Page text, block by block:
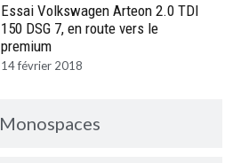
Monospaces
Essai Volkswagen Arteon 2.0 TDI
150 DSG 7, en route vers le
premium
14 février 2018